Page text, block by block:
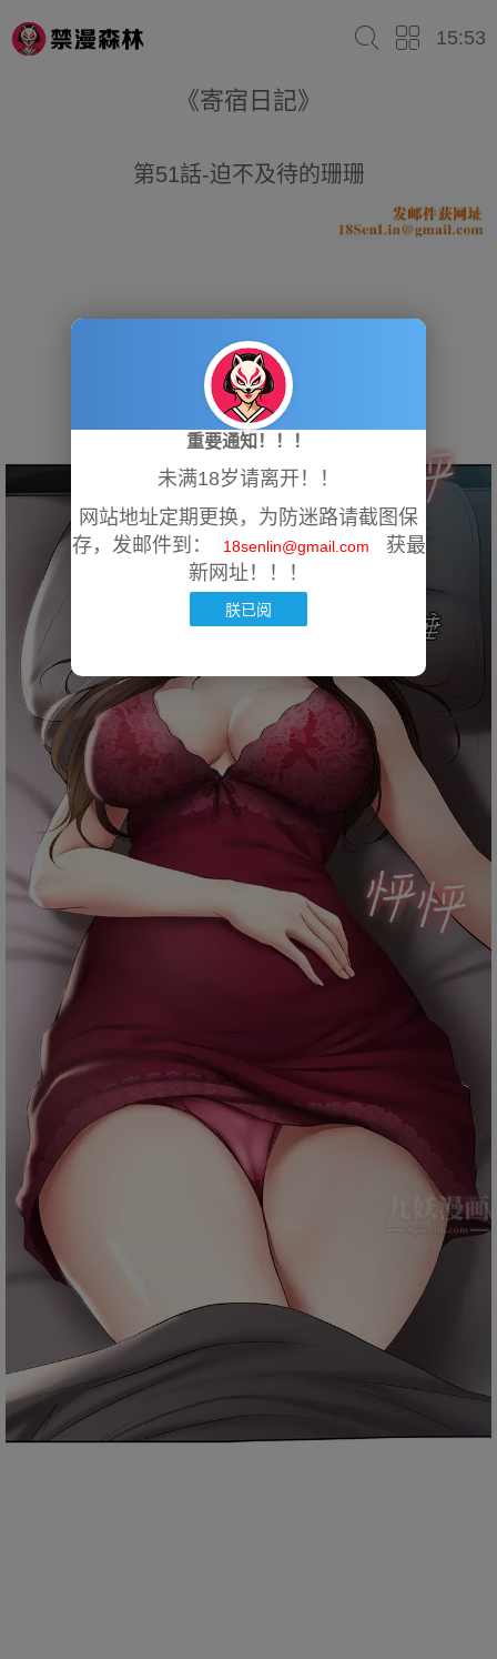
15:53
《寄宿日記》
第51話-迫不及待的珊珊
重要通知！！！
未满18岁请离开！！
网站地址定期更换，为防迷路请截图保
存，发邮件到：
18senlin@gmail.com
获最
新网址！！！
朕已阅